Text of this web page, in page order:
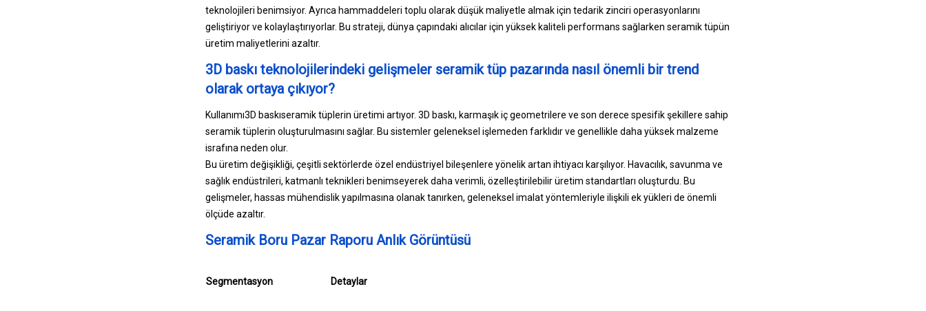
teknolojileri benimsiyor. Ayrıca hammaddeleri toplu olarak düşük maliyetle almak için tedarik zinciri operasyonlarını
geliştiriyor ve kolaylaştırıyorlar. Bu strateji, dünya çapındaki alıcılar için yüksek kaliteli performans sağlarken seramik tüpün
üretim maliyetlerini azaltır.
3D baskı teknolojilerindeki gelişmeler seramik tüp pazarında nasıl önemli bir trend
olarak ortaya çıkıyor?
Kullanımı3D baskıseramik tüplerin üretimi artıyor. 3D baskı, karmaşık iç geometrilere ve son derece spesifik şekillere sahip
seramik tüplerin oluşturulmasını sağlar. Bu sistemler geleneksel işlemeden farklıdır ve genellikle daha yüksek malzeme
israfına neden olur.
Bu üretim değişikliği, çeşitli sektörlerde özel endüstriyel bileşenlere yönelik artan ihtiyacı karşılıyor. Havacılık, savunma ve
sağlık endüstrileri, katmanlı teknikleri benimseyerek daha verimli, özelleştirilebilir üretim standartları oluşturdu. Bu
gelişmeler, hassas mühendislik yapılmasına olanak tanırken, geleneksel imalat yöntemleriyle ilişkili ek yükleri de önemli
ölçüde azaltır.
Seramik Boru Pazar Raporu Anlık Görüntüsü
Segmentasyon Detaylar